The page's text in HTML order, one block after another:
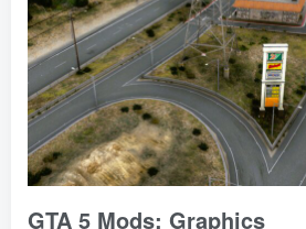
GTA 5 Mods: Graphics